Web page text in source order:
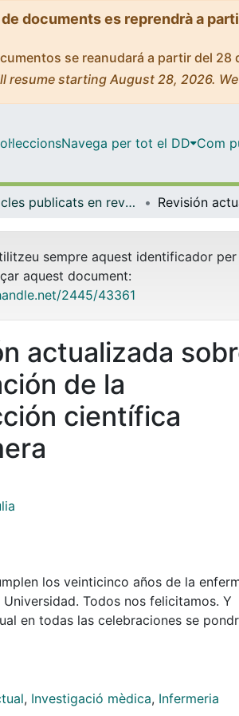
documents es reprendrà a
se reanudará a partir del
starting August 28, 2026.
Navega per tot el DD Com
Articles publicats en revistes (Infermeria Fonamental i Clínica)
sempre aquest identificador per
aquest document:
2445/43361
actualizada
de la
científica
los veinticinco años de la
Universidad. Todos nos felicitamos. Y
en todas las celebraciones se
logros conseguidos y la importancia
, Investigació mèdica, Infermeria